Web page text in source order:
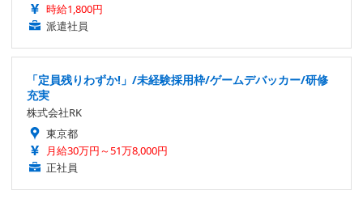
時給1,800円
派遣社員
「定員残りわずか!」/未経験採用枠/ゲームデバッカー/研修
充実
株式会社RK
東京都
月給30万円～51万8,000円
正社員